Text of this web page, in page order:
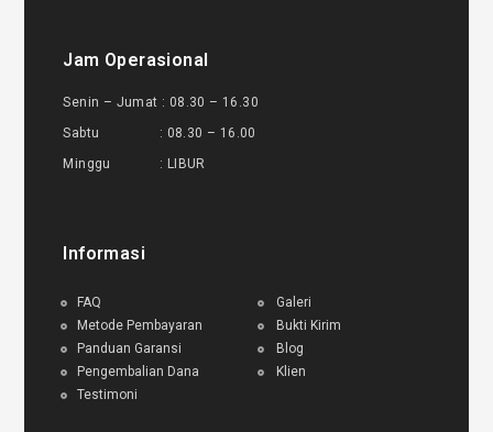
Jam Operasional
Senin – Jumat : 08.30 – 16.30
Sabtu : 08.30 – 16.00
Minggu : LIBUR
Informasi
FAQ
Metode Pembayaran
Panduan Garansi
Pengembalian Dana
Testimoni
Galeri
Bukti Kirim
Blog
Klien